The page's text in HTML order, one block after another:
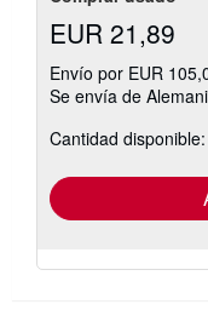
EUR 21,89
Envío por EUR
Se envía de
Cantidad